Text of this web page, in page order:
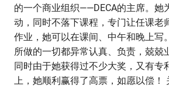
的一个商业组织——DECA的主席。她
动，同时不落下课程，专门让任课老
作业，她可以在课间、中午和晚上写
所做的一切都异常认真、负责，兢兢
同时由于她获得过不少大奖，又有专
上，她顺利赢得了高票，如愿以偿！